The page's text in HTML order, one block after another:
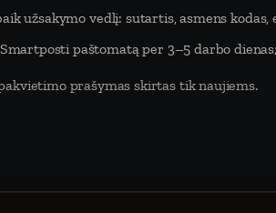
užsakymo vedlį: sutartis, asmens kodas,
paštomatą per 3–5 darbo
prašymas skirtas tik naujiems.